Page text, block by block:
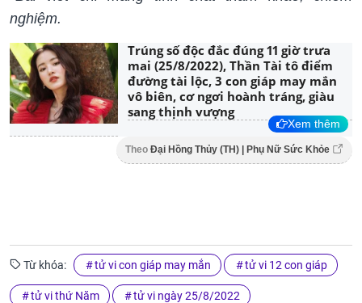
nghiệm.
Trúng số độc đắc đúng 11 giờ trưa
mai (25/8/2022), Thần Tài tô điểm
đường tài lộc, 3 con giáp may mắn
vô biên, cơ ngơi hoành tráng, giàu
sang thịnh vượng
Xem thêm
Theo Đại Hồng Thủy (TH) | Phụ Nữ Sức Khỏe
Từ khóa: tử vi con giáp may mắn tử vi 12 con giáp
tử vi thứ Năm tử vi ngày 25/8/2022